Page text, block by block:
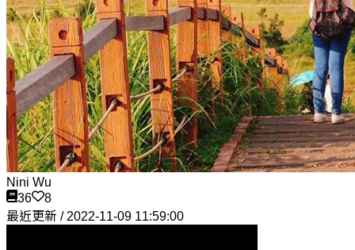
Nini Wu
36
8
最近更新 / 2022-11-09 11:59:00